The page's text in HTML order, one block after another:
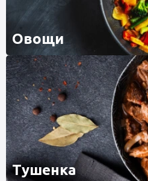
Овощи
Тушенка